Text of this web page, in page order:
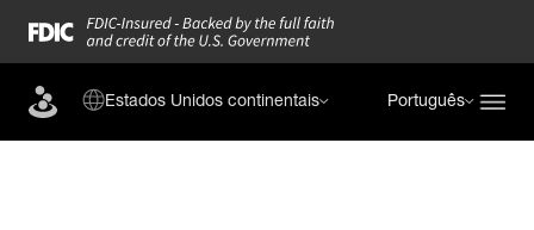
Estados Unidos continentais Português